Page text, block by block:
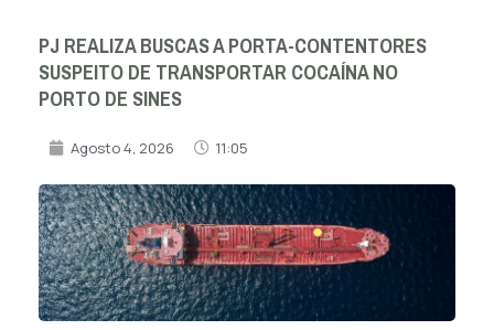
PJ REALIZA BUSCAS A PORTA-CONTENTORES
SUSPEITO DE TRANSPORTAR COCAÍNA NO
PORTO DE SINES
Agosto 4, 2026 11:05